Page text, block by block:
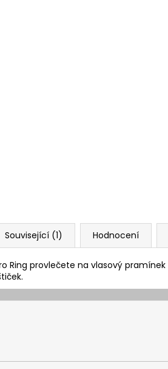
Související (1) Hodnocení
Ring provlečete na vlasový